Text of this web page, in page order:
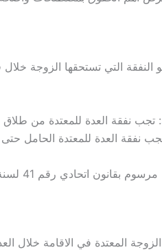
النفقة التي تستحقها الزوجة
: تجب نفقة العدة للمعتدة من
نفقة العدة للمعتدة الحامل
المعتدة في الاقامة خلال